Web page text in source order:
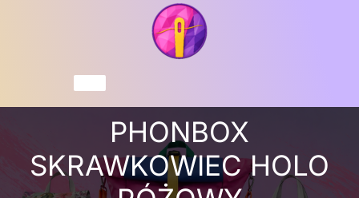
PHONBOX
SKRAWKOWIEC HOLO